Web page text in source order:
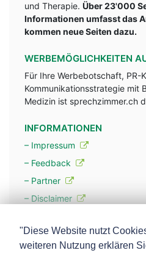
und Therapie. Über 23'000
Informationen umfasst das
kommen neue Seiten dazu.
WERBEMÖGLICHKEITEN
Für Ihre Werbebotschaft, PR-
Kommunikationsstrategie mit
Medizin ist sprechzimmer.ch
INFORMATIONEN
– Impressum
– Feedback
– Partner
– Disclaimer
– Werbung
"Diese Website nutzt
weiteren Nutzung erklären